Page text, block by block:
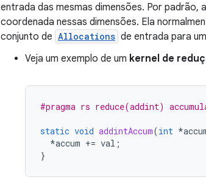
entrada das mesmas dimensões. Por padrão, a
coordenada nessas dimensões. Ela
conjunto de Allocations de entrada para
Veja um exemplo de um kernel de
#pragma rs reduce(addint)
static void addintAccum(int *
*accum += val ;
}